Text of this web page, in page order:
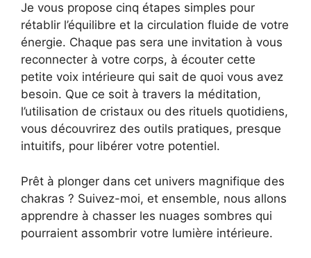
Je vous propose cinq étapes simples pour
rétablir l’équilibre et la circulation fluide de votre
énergie. Chaque pas sera une invitation à vous
reconnecter à votre corps, à écouter cette
petite voix intérieure qui sait de quoi vous avez
besoin. Que ce soit à travers la méditation,
l’utilisation de cristaux ou des rituels quotidiens,
vous découvrirez des outils pratiques, presque
intuitifs, pour libérer votre potentiel.
Prêt à plonger dans cet univers magnifique des
chakras ? Suivez-moi, et ensemble, nous allons
apprendre à chasser les nuages sombres qui
pourraient assombrir votre lumière intérieure.